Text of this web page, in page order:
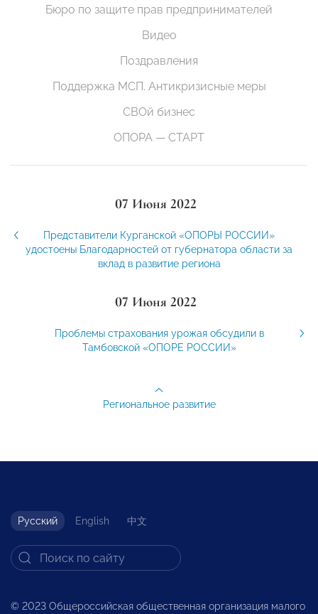
Бюро по защите прав предпринимателей
Видео
Поздравления
Поддержка МСП. Антикризисные меры
СВОй бизнес
ОПОРА — СТАРТ
07 Июня 2022
Представители Курганской «ОПОРЫ РОССИИ»
удостоены Благодарностей от губернатора области за
вклад в развитие региона
07 Июня 2022
Проблемы страхования урожая обсудили в
Тамбовской «ОПОРЕ РОССИИ»
Региональное развитие
Русский English 中文
© 2023 Общероссийская общественная организация малого